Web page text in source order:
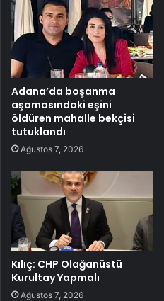
Adana’da boşanma
aşamasındaki eşini
öldüren mahalle bekçisi
tutuklandı
Ağustos 7, 2026
Kılıç: CHP Olağanüstü
Kurultay Yapmalı
Ağustos 7, 2026